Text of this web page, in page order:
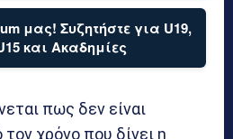
μας! Συζητήστε για U19,
και Ακαδημίες
πως δεν είναι
χρόνο που δίνει η